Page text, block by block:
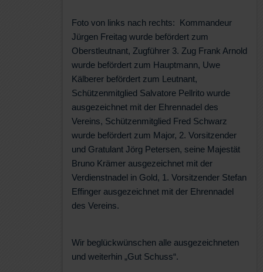
Foto von links nach rechts: Kommandeur
Jürgen Freitag wurde befördert zum
Oberstleutnant, Zugführer 3. Zug Frank Arnold
wurde befördert zum Hauptmann, Uwe
Kälberer befördert zum Leutnant,
Schützenmitglied Salvatore Pellrito wurde
ausgezeichnet mit der Ehrennadel des
Vereins, Schützenmitglied Fred Schwarz
wurde befördert zum Major, 2. Vorsitzender
und Gratulant Jörg Petersen, seine Majestät
Bruno Krämer ausgezeichnet mit der
Verdienstnadel in Gold, 1. Vorsitzender Stefan
Effinger ausgezeichnet mit der Ehrennadel
des Vereins.
Wir beglückwünschen alle ausgezeichneten
und weiterhin „Gut Schuss“.